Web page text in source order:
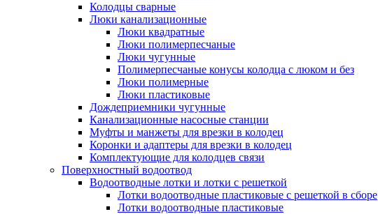
Колодцы сварные
Люки канализационные
Люки квадратные
Люки полимерпесчаные
Люки чугунные
Полимерпесчаные конусы колодца с люком и без
Люки полимерные
Люки пластиковые
Дождеприемники чугунные
Канализационные насосные станции
Муфты и манжеты для врезки в колодец
Коронки и адаптеры для врезки в колодец
Комплектующие для колодцев связи
Поверхностный водоотвод
Водоотводные лотки и лотки с решеткой
Лотки водоотводные пластиковые с решеткой в сборе
Лотки водоотводные пластиковые